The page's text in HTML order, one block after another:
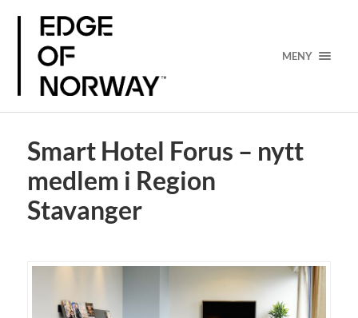
MENY
Smart Hotel Forus – nytt
medlem i Region
Stavanger